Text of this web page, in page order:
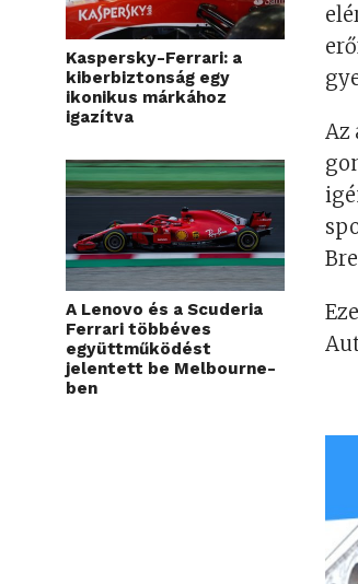
Kaspersky-Ferrari: a
kiberbiztonság egy
ikonikus márkához
igazítva
A Lenovo és a Scuderia
Ferrari többéves
együttműködést
jelentett be Melbourne-
ben
Az